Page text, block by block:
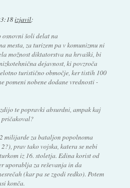
izjavil:
šoli delat na
mesta, za turizem pa v komunizmu ni
možnost diktatorstva na hrvaški, bi
dejavnost, ki povzroča
turistično območje, ker tistih 100
pomeni nobene dodane vrednosti -
te popravki absurdni, ampak kaj
milijarde za bataljon popolnoma
prav tako vojska, katera se nebi
iz 16. stoletja. Edina korist od
uporablja za reševanja in da
(kar pa se zgodi redko). Potem
konča.